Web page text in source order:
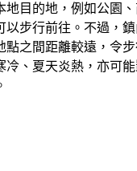
目的地，例如公園、
步行前往。不過，
之間距離較遠，令
冷、夏天炎熱，亦可